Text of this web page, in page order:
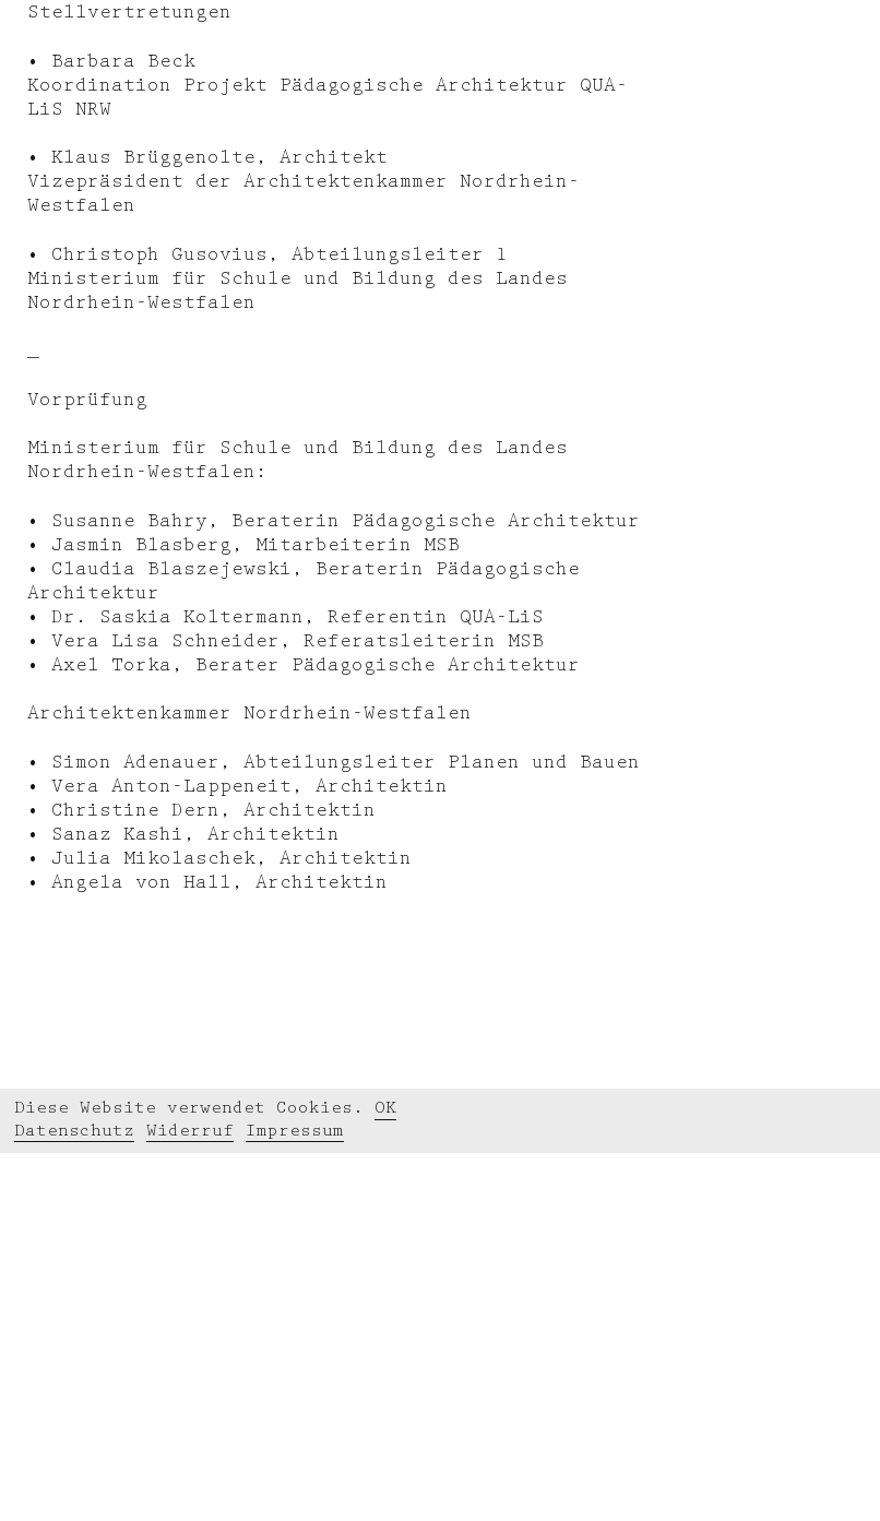
Diese Website verwendet Cookies.
OK
Datenschutz
Widerruf Impressum
Stellvertretungen
• Barbara Beck
Koordination Projekt Pädagogische Architektur QUA-
LiS NRW
• Klaus Brüggenolte, Architekt
Vizepräsident der Architektenkammer Nordrhein-
Westfalen
• Christoph Gusovius, Abteilungsleiter 1
Ministerium für Schule und Bildung des Landes
Nordrhein-Westfalen
Vorprüfung
Ministerium für Schule und Bildung des Landes
Nordrhein-Westfalen:
• Susanne Bahry, Beraterin Pädagogische Architektur
• Jasmin Blasberg, Mitarbeiterin MSB
• Claudia Blaszejewski, Beraterin Pädagogische
Architektur
• Dr. Saskia Koltermann, Referentin QUA-LiS
• Vera Lisa Schneider, Referatsleiterin MSB
• Axel Torka, Berater Pädagogische Architektur
Architektenkammer Nordrhein-Westfalen
• Simon Adenauer, Abteilungsleiter Planen und Bauen
• Vera Anton-Lappeneit, Architektin
• Christine Dern, Architektin
• Sanaz Kashi, Architektin
• Julia Mikolaschek, Architektin
• Angela von Hall, Architektin